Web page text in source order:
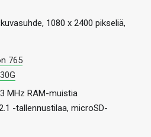
1080 x 2400 pikseliä,
765
MHz RAM-muistia
-tallennustilaa, microSD-